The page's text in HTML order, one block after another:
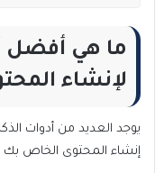
ما هي أفضل
لإنشاء
يوجد العديد من أدوات
إنشاء المحتوى الخاص بك